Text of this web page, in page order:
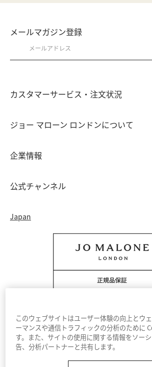
メールマガジン登録
カスタマーサービス・注文状況
会員情報
注文履歴
返品・交換について
オンラインショッピングについて
電話でのお問い合わせ 0120-950-701
ジョー マローン ロンドンについて
カウンターサービス予約
フレグランス ファインダー
企業情報
特定商取引法に基づく表示
カウンター プライバシーポリシー
クッキーを管理する
公式チャンネル
Japan
利用規約 プライバシーポリシー
このウェブサイトはユーザー体験の向上とウ
ーマンスや通信トラフィックの分析のために
す。また、サイトの使用に関する情報をソー
告、分析パートナーと共有します。